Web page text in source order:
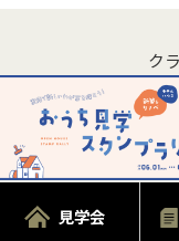
ク
クラッセ住
見学会